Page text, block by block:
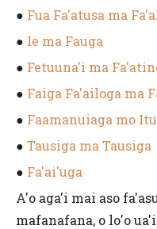
● Fua Fa'atusa ma
● Ie ma Fauga
● Fetuuna'i ma
● Faiga Fa'ailoga ma
● Faamanuiaga mo
● Tausiga ma Tausiga
● Fa'ai'uga
A'o aga'i mai aso
mafanafana, o lo'o